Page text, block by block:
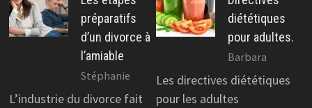
préparatifs
d’un divorce à
l’amiable
Stéphanie
L’industrie du divorce fait
diététiques
pour adultes.
Barbara
Les directives diététiques
pour les adultes